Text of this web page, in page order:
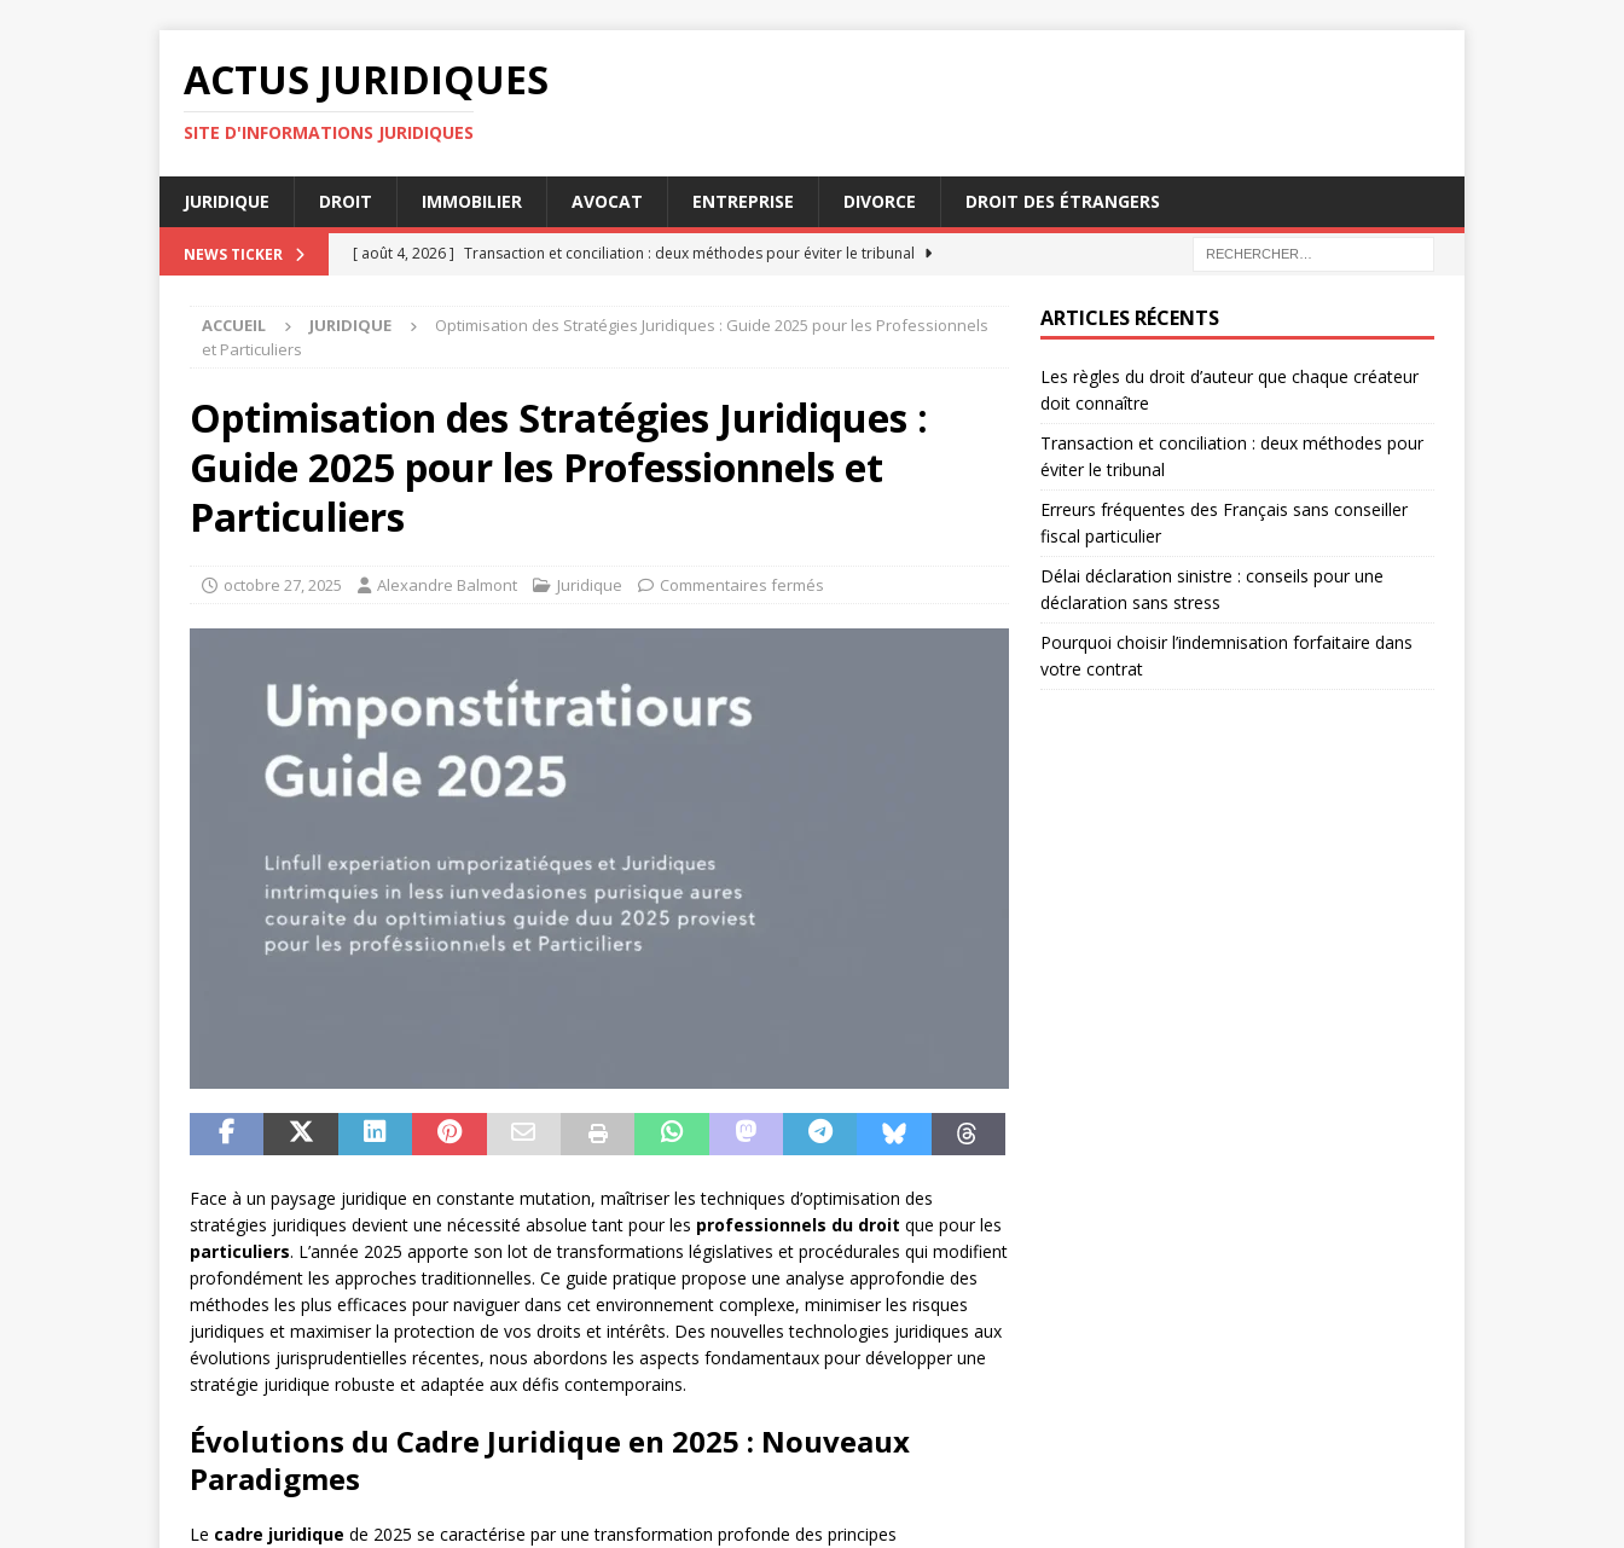
ACTUS JURIDIQUES
SITE D'INFORMATIONS JURIDIQUES
JURIDIQUE DROIT IMMOBILIER AVOCAT ENTREPRISE DIVORCE DROIT DES ÉTRANGERS
NEWS TICKER [ août 4, 2026 ] Transaction et conciliation : deux méthodes pour éviter le tribunal
[ août 3, 2026 ] Erreurs fréquentes des Français sans conseiller fiscal particulier
[ août 3, 2026 ] Délai déclaration sinistre : conseils pour une déclaration sans stress
JURIDIQUE
[ août 6, 2026 ] Les règles du droit d’auteur que chaque créateur doit connaître
ACCUEIL JURIDIQUE
Optimisation des Stratégies Juridiques : Guide 2025 pour les Professionnels
et Particuliers
Optimisation des Stratégies Juridiques :
Guide 2025 pour les Professionnels et
Particuliers
octobre 27, 2025 Alexandre Balmont Juridique Commentaires fermés
Face à un paysage juridique en constante mutation, maîtriser les techniques d’optimisation des
stratégies juridiques devient une nécessité absolue tant pour les professionnels du droit que pour les
particuliers. L’année 2025 apporte son lot de transformations législatives et procédurales qui modifient
profondément les approches traditionnelles. Ce guide pratique propose une analyse approfondie des
méthodes les plus efficaces pour naviguer dans cet environnement complexe, minimiser les risques
juridiques et maximiser la protection de vos droits et intérêts. Des nouvelles technologies juridiques aux
évolutions jurisprudentielles récentes, nous abordons les aspects fondamentaux pour développer une
stratégie juridique robuste et adaptée aux défis contemporains.
Évolutions du Cadre Juridique en 2025 : Nouveaux
Paradigmes
Le cadre juridique de 2025 se caractérise par une transformation profonde des principes
ARTICLES RÉCENTS
Les règles du droit d’auteur que chaque créateur
doit connaître
Transaction et conciliation : deux méthodes pour
éviter le tribunal
Erreurs fréquentes des Français sans conseiller
fiscal particulier
Délai déclaration sinistre : conseils pour une
déclaration sans stress
Pourquoi choisir l’indemnisation forfaitaire dans
votre contrat